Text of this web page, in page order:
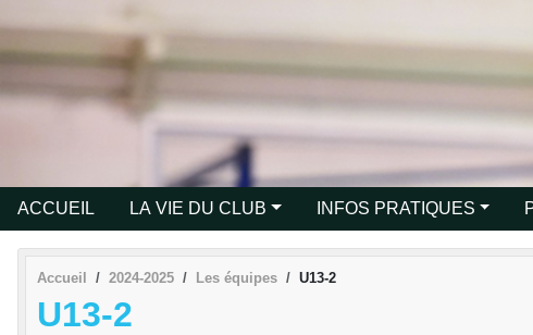
ACCUEIL LA VIE DU CLUB INFOS PRATIQUES
Accueil 2024-2025 Les équipes U13-2
U13-2